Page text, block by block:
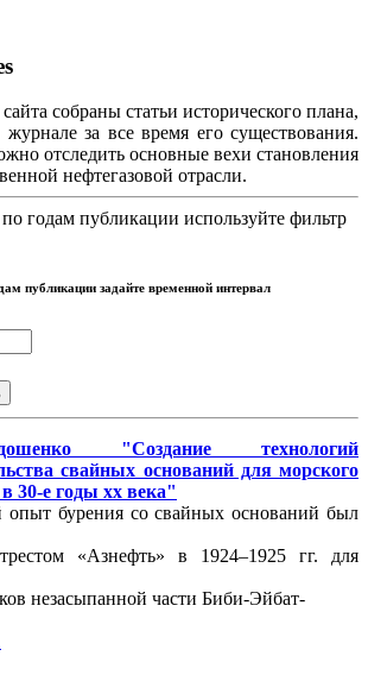
собраны статьи исторического плана,
за все время его существования.
отследить основные вехи становления
нефтегазовой отрасли.
годам публикации используйте фильтр
публикации задайте временной интервал
"Создание технологий
свайных оснований для морского
30-е годы хх века"
бурения со свайных оснований был
«Азнефть» в 1924–1925 гг. для
незасыпанной части Биби-Эйбат-